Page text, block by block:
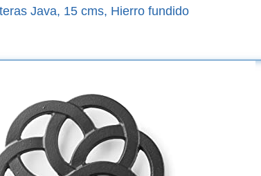
Java, 15 cms, Hierro fundido